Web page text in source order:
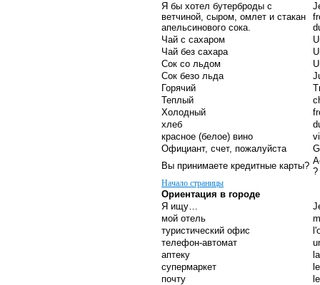
Я бы хотел бутерброды с
ветчиной, сыром, омлет и стакан
апельсинового сока.
Чай с сахаром
Чай без сахара
Сок со льдом
Сок безо льда
Горячий
Теплый
Холодный
хлеб
красное (белое) вино
Официант, счет, пожалуйста
Вы принимаете кредитные карты?
?
Начало страницы
Ориентация в городе
Я ищу…
мой отель
туристический офис
телефон-автомат
аптеку
супермаркет
почту